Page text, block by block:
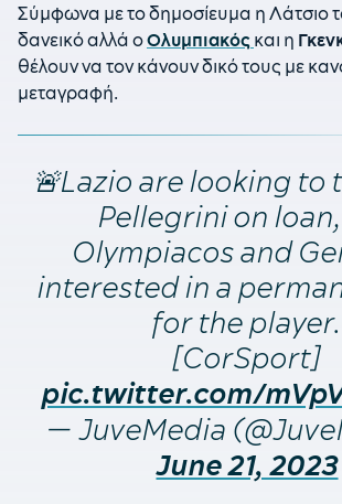
Σύμφωνα με το δημοσίευμα η Λάτσιο
δανεικό αλλά οΟλυμπιακός και η
θέλουν να τον κάνουν δικό τους με
μεταγραφή.
🚨Lazio are looking to
Pellegrini on
Olympiacos and
interested in a
for the player.
[CorSport]
pic.twitter.com/
— JuveMedia
June 21, 2023